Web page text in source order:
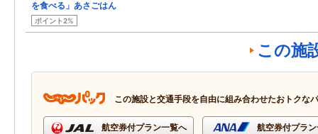
を食べる」あさごはん
ポイント2%
この施
この施設と交通手段を自由に組み合わせたおトクな
航空券付プラン一覧へ 航空券付プラ